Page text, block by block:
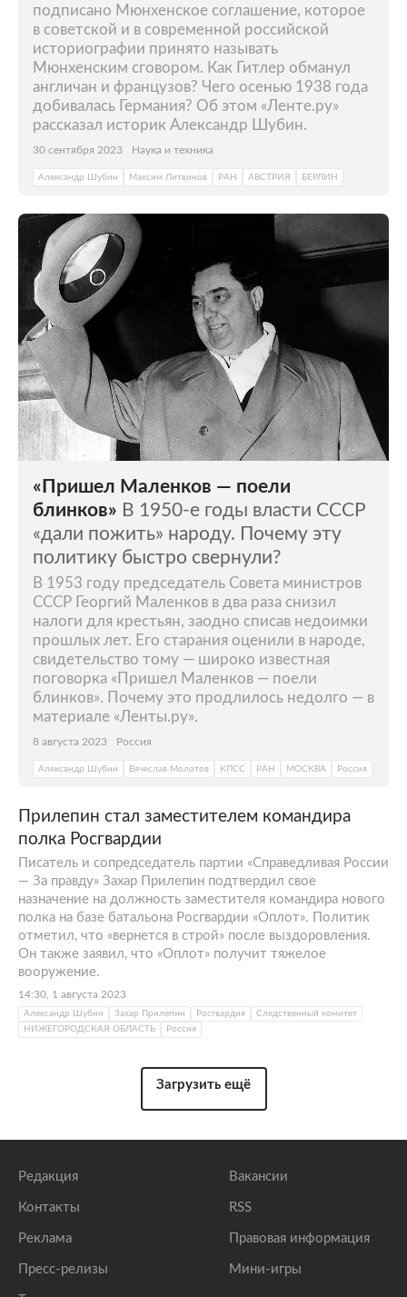
подписано Мюнхенское соглашение, которое
в советской и в современной российской
историографии принято называть
Мюнхенским сговором. Как Гитлер обманул
англичан и французов? Чего осенью 1938 года
добивалась Германия? Об этом «Ленте.ру»
рассказал историк Александр Шубин.
30 сентября 2023 Наука и техника
Александр Шубин Максим Литвинов РАН АВСТРИЯ БЕРЛИН
«Пришел Маленков — поели
блинков» В 1950-е годы власти СССР
«дали пожить» народу. Почему эту
политику быстро свернули?
В 1953 году председатель Совета министров
СССР Георгий Маленков в два раза снизил
налоги для крестьян, заодно списав недоимки
прошлых лет. Его старания оценили в народе,
свидетельство тому — широко известная
поговорка «Пришел Маленков — поели
блинков». Почему это продлилось недолго — в
материале «Ленты.ру».
8 августа 2023 Россия
Александр Шубин Вячеслав Молотов КПСС РАН МОСКВА Россия
Прилепин стал заместителем командира
полка Росгвардии
Писатель и сопредседатель партии «Справедливая России
— За правду» Захар Прилепин подтвердил свое
назначение на должность заместителя командира нового
полка на базе батальона Росгвардии «Оплот». Политик
отметил, что «вернется в строй» после выздоровления.
Он также заявил, что «Оплот» получит тяжелое
вооружение.
14:30, 1 августа 2023
Александр Шубин Захар Прилепин Росгвардия
Следственный комитет
НИЖЕГОРОДСКАЯ ОБЛАСТЬ
Россия
Загрузить ещё
Редакция
Контакты
Реклама
Пресс-релизы
Вакансии
RSS
Правовая информация
Мини-игры